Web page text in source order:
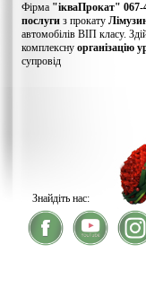
Фірма "ікваПрокат" 067-
послуги з прокату
автомобілів ВІП класу.
комплексну організацію
супровід
Знайдіть нас: